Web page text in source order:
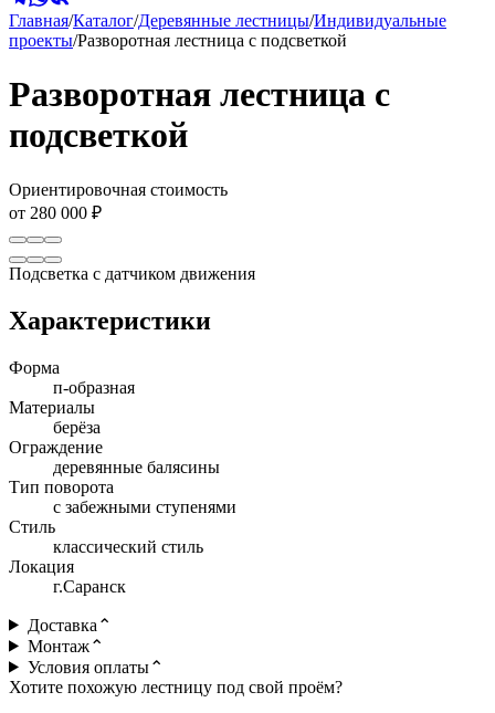
Главная/Каталог/Деревянные лестницы/Индивидуальные
проекты/Разворотная лестница с подсветкой
Разворотная лестница с
подсветкой
Ориентировочная стоимость
от 280 000 ₽
Подсветка с датчиком движения
Характеристики
Форма
п-образная
Материалы
берёза
Ограждение
деревянные балясины
Тип поворота
с забежными ступенями
Стиль
классический стиль
Локация
г.Саранск
Доставка ⌃
Монтаж⌃
Условия оплаты⌃
Хотите похожую лестницу под свой проём?